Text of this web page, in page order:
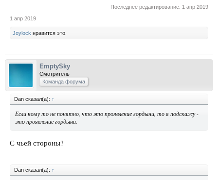
Последнее редактирование: 1 апр 2019
1 апр 2019
Joylock нравится это.
EmptySky
Смотритель
Команда форума
Dan сказал(а): ↑
Если кому то не понятно, что это проявление гордыни, то я подскажу -
это проявление гордыни.
С чьей стороны?
Dan сказал(а): ↑